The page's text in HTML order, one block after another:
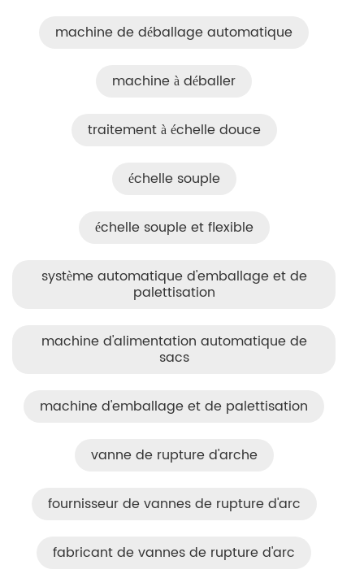
machine de déballage automatique
machine à déballer
traitement à échelle douce
échelle souple
échelle souple et flexible
système automatique d'emballage et de
palettisation
machine d'alimentation automatique de
sacs
machine d'emballage et de palettisation
vanne de rupture d'arche
fournisseur de vannes de rupture d'arc
fabricant de vannes de rupture d'arc